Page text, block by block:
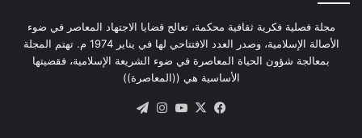
مجلة فصلية فكرية ثقافية محكمة، تعالج قضايا الاجتهاد المعاصر في ضوء
الأصالة الإسلامية، وصدر العدد الافتتاحي لها في يناير 1974 م. تهتم المجلة
بمعالجة شؤون الحياة المعاصرة في ضوء الشريعة الإسلامية، فقضيتها
الأساسية هي ((المعاصرة))
فيسبوك
‫X
‫YouTube
انستقرام